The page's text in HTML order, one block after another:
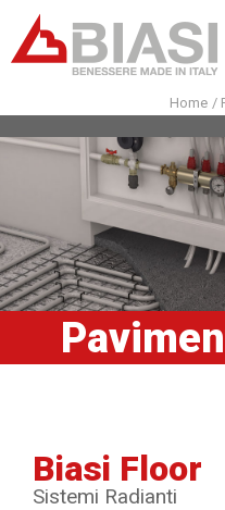
Home /
Biasi Floor
Sistemi Radianti